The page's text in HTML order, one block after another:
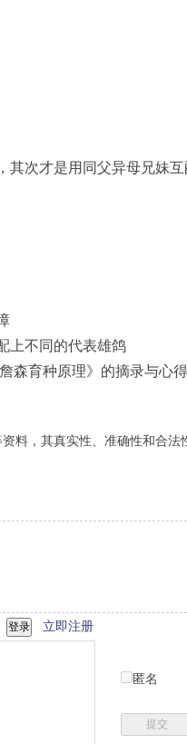
次才是用同父异母兄妹互
不同的代表雄鸽
育种原理》的摘录与心得
料，其真实性、准确性和合
立即注册
匿名